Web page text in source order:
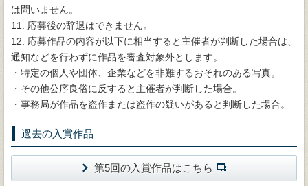
は問いません。
11. 応募後の辞退はできません。
12. 応募作品の内容が以下に相当すると主催者が判断した場合は、
通知などを行わずに作品を審査対象外とします。
・特定の個人や団体、企業などを非難するおそれのある写真。
・その他公序良俗に反すると主催者が判断した場合。
・事務局が作品を盗作または盗作の疑いがあると判断した場合。
過去の入賞作品
第5回の入賞作品はこちら